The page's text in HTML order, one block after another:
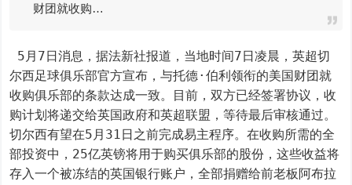
财团就收购…
5月7日消息，据法新社报道，当地时间7日凌晨，英超切
尔西足球俱乐部官方宣布，与托德·伯利领衔的美国财团就
收购俱乐部的条款达成一致。目前，双方已经签署协议，收
购计划将递交给英国政府和英超联盟，等待最后审核通过。
切尔西有望在5月31日之前完成易主程序。在收购所需的全
部投资中，25亿英镑将用于购买俱乐部的股份，这些收益将
存入一个被冻结的英国银行账户，全部捐赠给前老板阿布拉